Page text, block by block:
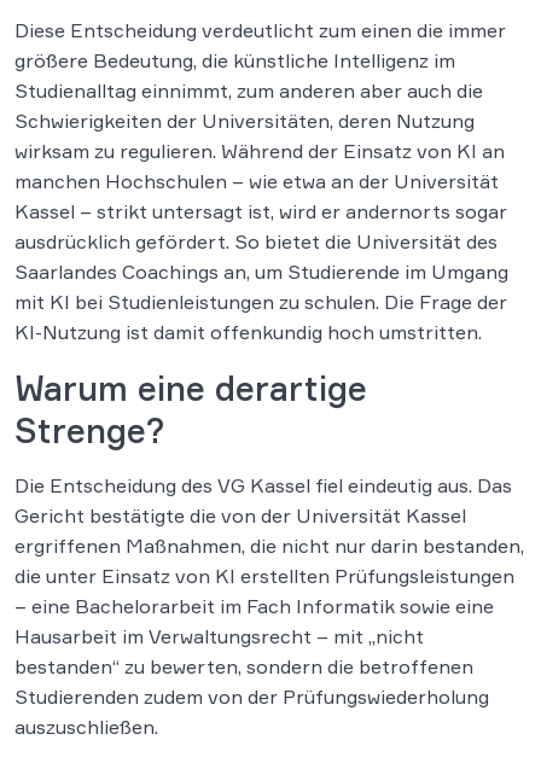
Diese Entscheidung verdeutlicht zum einen die immer
größere Bedeutung, die künstliche Intelligenz im
Studienalltag einnimmt, zum anderen aber auch die
Schwierigkeiten der Universitäten, deren Nutzung
wirksam zu regulieren. Während der Einsatz von KI an
manchen Hochschulen – wie etwa an der Universität
Kassel – strikt untersagt ist, wird er andernorts sogar
ausdrücklich gefördert. So bietet die Universität des
Saarlandes Coachings an, um Studierende im Umgang
mit KI bei Studienleistungen zu schulen. Die Frage der
KI-Nutzung ist damit offenkundig hoch umstritten.
Warum eine derartige
Strenge?
Die Entscheidung des VG Kassel fiel eindeutig aus. Das
Gericht bestätigte die von der Universität Kassel
ergriffenen Maßnahmen, die nicht nur darin bestanden,
die unter Einsatz von KI erstellten Prüfungsleistungen
– eine Bachelorarbeit im Fach Informatik sowie eine
Hausarbeit im Verwaltungsrecht – mit „nicht
bestanden“ zu bewerten, sondern die betroffenen
Studierenden zudem von der Prüfungswiederholung
auszuschließen.